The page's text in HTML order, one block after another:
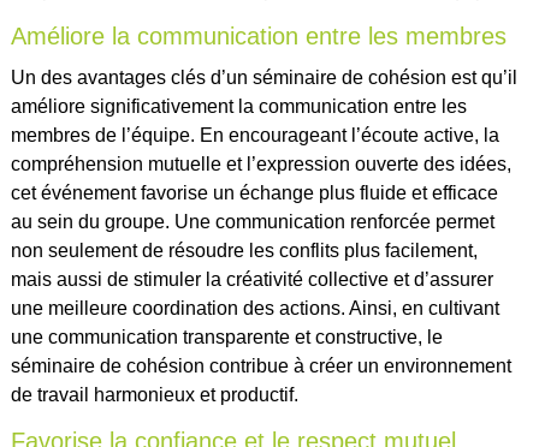
Améliore la communication entre les membres
Un des avantages clés d’un séminaire de cohésion est qu’il
améliore significativement la communication entre les
membres de l’équipe. En encourageant l’écoute active, la
compréhension mutuelle et l’expression ouverte des idées,
cet événement favorise un échange plus fluide et efficace
au sein du groupe. Une communication renforcée permet
non seulement de résoudre les conflits plus facilement,
mais aussi de stimuler la créativité collective et d’assurer
une meilleure coordination des actions. Ainsi, en cultivant
une communication transparente et constructive, le
séminaire de cohésion contribue à créer un environnement
de travail harmonieux et productif.
Favorise la confiance et le respect mutuel